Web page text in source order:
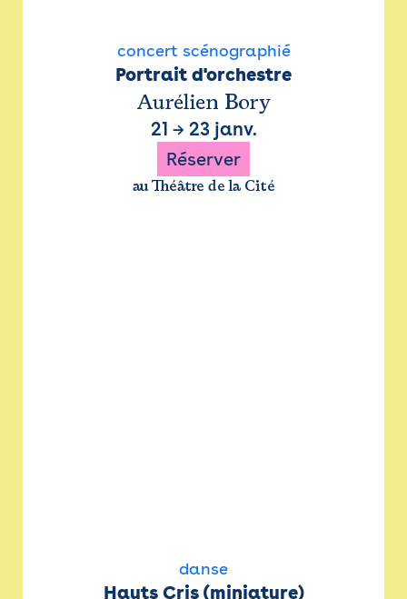
concert scénographié
Portrait d'orchestre
Aurélien Bory
21 → 23 janv.
Réserver
au Théâtre de la Cité
danse
Hauts Cris (miniature)